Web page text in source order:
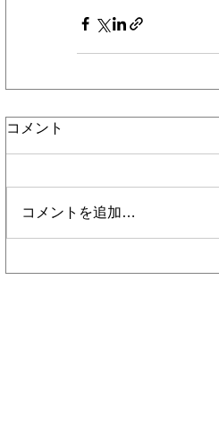
コメント
コメントを追加…